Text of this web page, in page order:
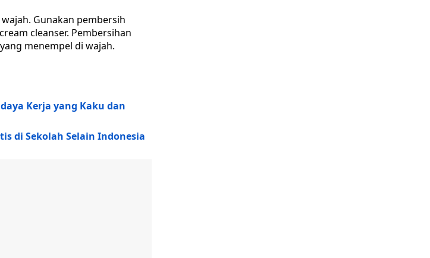
Gunakan pembersih
cleanser. Pembersihan
menempel di wajah.
Kerja yang Kaku dan
di Sekolah Selain Indonesia